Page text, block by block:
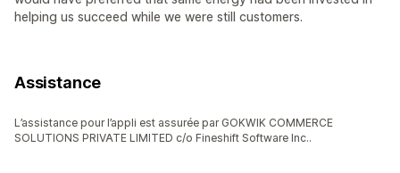
helping us succeed while we were still customers.
Assistance
L’assistance pour l’appli est assurée par GOKWIK COMMERCE
SOLUTIONS PRIVATE LIMITED c/o Fineshift Software Inc..